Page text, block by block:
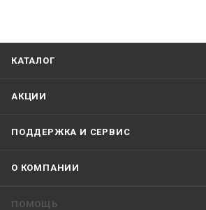
КАТАЛОГ
АКЦИИ
ПОДДЕРЖКА И СЕРВИС
О КОМПАНИИ
ПОМОЩЬ